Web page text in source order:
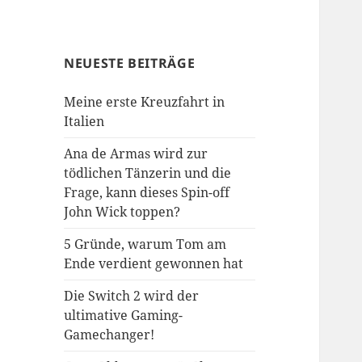
NEUESTE BEITRÄGE
Meine erste Kreuzfahrt in
Italien
Ana de Armas wird zur
tödlichen Tänzerin und die
Frage, kann dieses Spin-off
John Wick toppen?
5 Gründe, warum Tom am
Ende verdient gewonnen hat
Die Switch 2 wird der
ultimative Gaming-
Gamechanger!